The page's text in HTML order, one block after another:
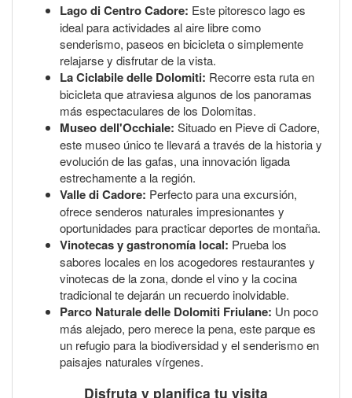
Lago di Centro Cadore: Este pitoresco lago es
ideal para actividades al aire libre como
senderismo, paseos en bicicleta o simplemente
relajarse y disfrutar de la vista.
La Ciclabile delle Dolomiti: Recorre esta ruta en
bicicleta que atraviesa algunos de los panoramas
más espectaculares de los Dolomitas.
Museo dell'Occhiale: Situado en Pieve di Cadore,
este museo único te llevará a través de la historia y
evolución de las gafas, una innovación ligada
estrechamente a la región.
Valle di Cadore: Perfecto para una excursión,
ofrece senderos naturales impresionantes y
oportunidades para practicar deportes de montaña.
Vinotecas y gastronomía local: Prueba los
sabores locales en los acogedores restaurantes y
vinotecas de la zona, donde el vino y la cocina
tradicional te dejarán un recuerdo inolvidable.
Parco Naturale delle Dolomiti Friulane: Un poco
más alejado, pero merece la pena, este parque es
un refugio para la biodiversidad y el senderismo en
paisajes naturales vírgenes.
Disfruta y planifica tu visita